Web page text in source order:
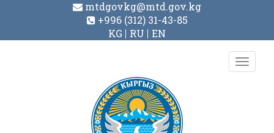
mtdgovkg@mtd.gov.kg
+996 (312) 31-43-85
KG
RU EN
Toggle